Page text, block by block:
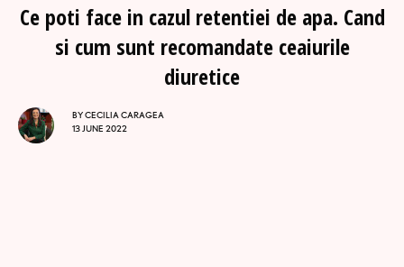
Ce poti face in cazul retentiei de apa. Cand
si cum sunt recomandate ceaiurile
diuretice
BYCECILIA CARAGEA
13 JUNE 2022